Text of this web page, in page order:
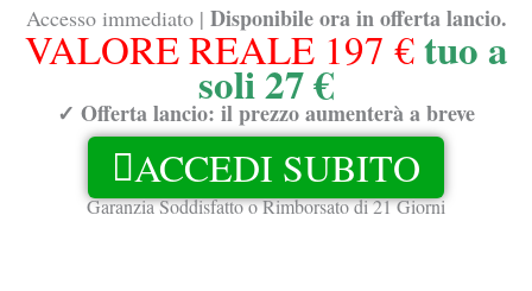
Accesso immediato | Disponibile ora in offerta lancio.
VALORE REALE 197 €tuo a
soli 27 €
✓ Offerta lancio: il prezzo aumenterà a breve
ACCEDI SUBITO
Garanzia Soddisfatto o Rimborsato di 21 Giorni